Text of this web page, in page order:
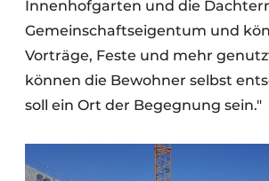
Innenhofgarten und die
Gemeinschaftseigentum und
Vorträge, Feste und mehr
können die Bewohner selbst
soll ein Ort der Begegnung sein."